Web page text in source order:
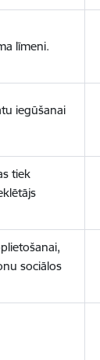
līmeni.
iegūšanai
tiek
sociālos